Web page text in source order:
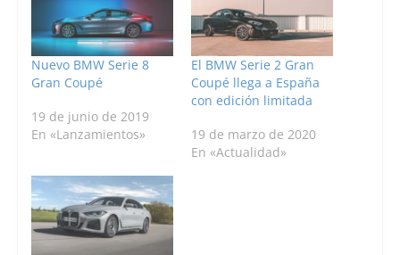
Nuevo BMW Serie 8
Gran Coupé
19 de junio de 2019
En «Lanzamientos»
El BMW Serie 2 Gran
Coupé llega a España
con edición limitada
19 de marzo de 2020
En «Actualidad»